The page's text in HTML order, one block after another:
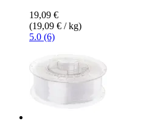
19,09 €
(19,09 € / kg)
5.0 (6)